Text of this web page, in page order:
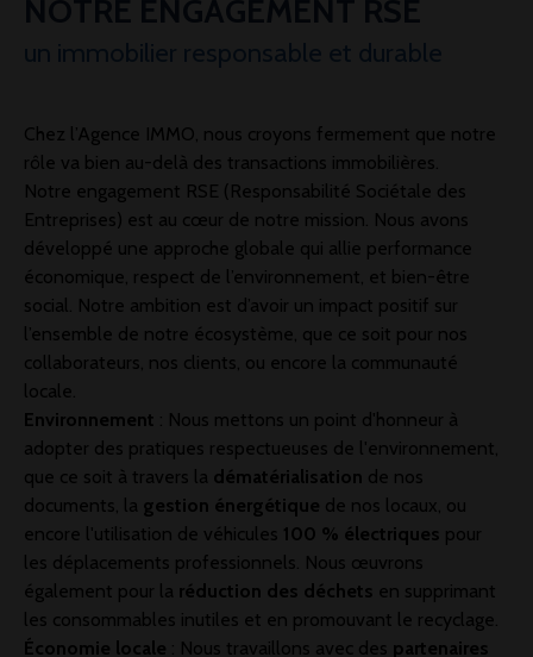
Chez l’Agence IMMO, nous croyons fermement que notre
rôle va bien au-delà des transactions immobilières.
Notre engagement RSE (Responsabilité Sociétale des
Entreprises) est au cœur de notre mission. Nous avons
développé une approche globale qui allie performance
économique, respect de l’environnement, et bien-être
social. Notre ambition est d’avoir un impact positif sur
l’ensemble de notre écosystème, que ce soit pour nos
collaborateurs, nos clients, ou encore la communauté
locale.
Environnement : Nous mettons un point d'honneur à
adopter des pratiques respectueuses de l'environnement,
que ce soit à travers la dématérialisation de nos
documents, la gestion énergétique de nos locaux, ou
encore l'utilisation de véhicules 100 % électriques pour
les déplacements professionnels. Nous œuvrons
également pour la réduction des déchets en supprimant
les consommables inutiles et en promouvant le recyclage.
Économie locale : Nous travaillons avec des partenaires